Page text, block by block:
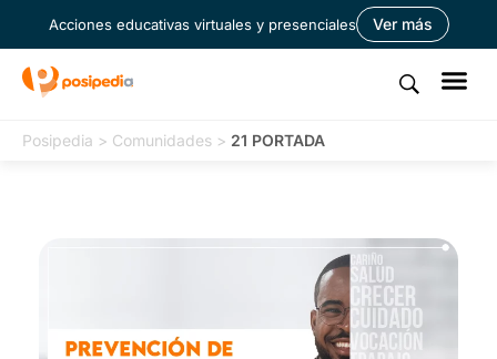
Acciones educativas virtuales y presenciales Ver más
Posipedia > Comunidades > 21 PORTADA